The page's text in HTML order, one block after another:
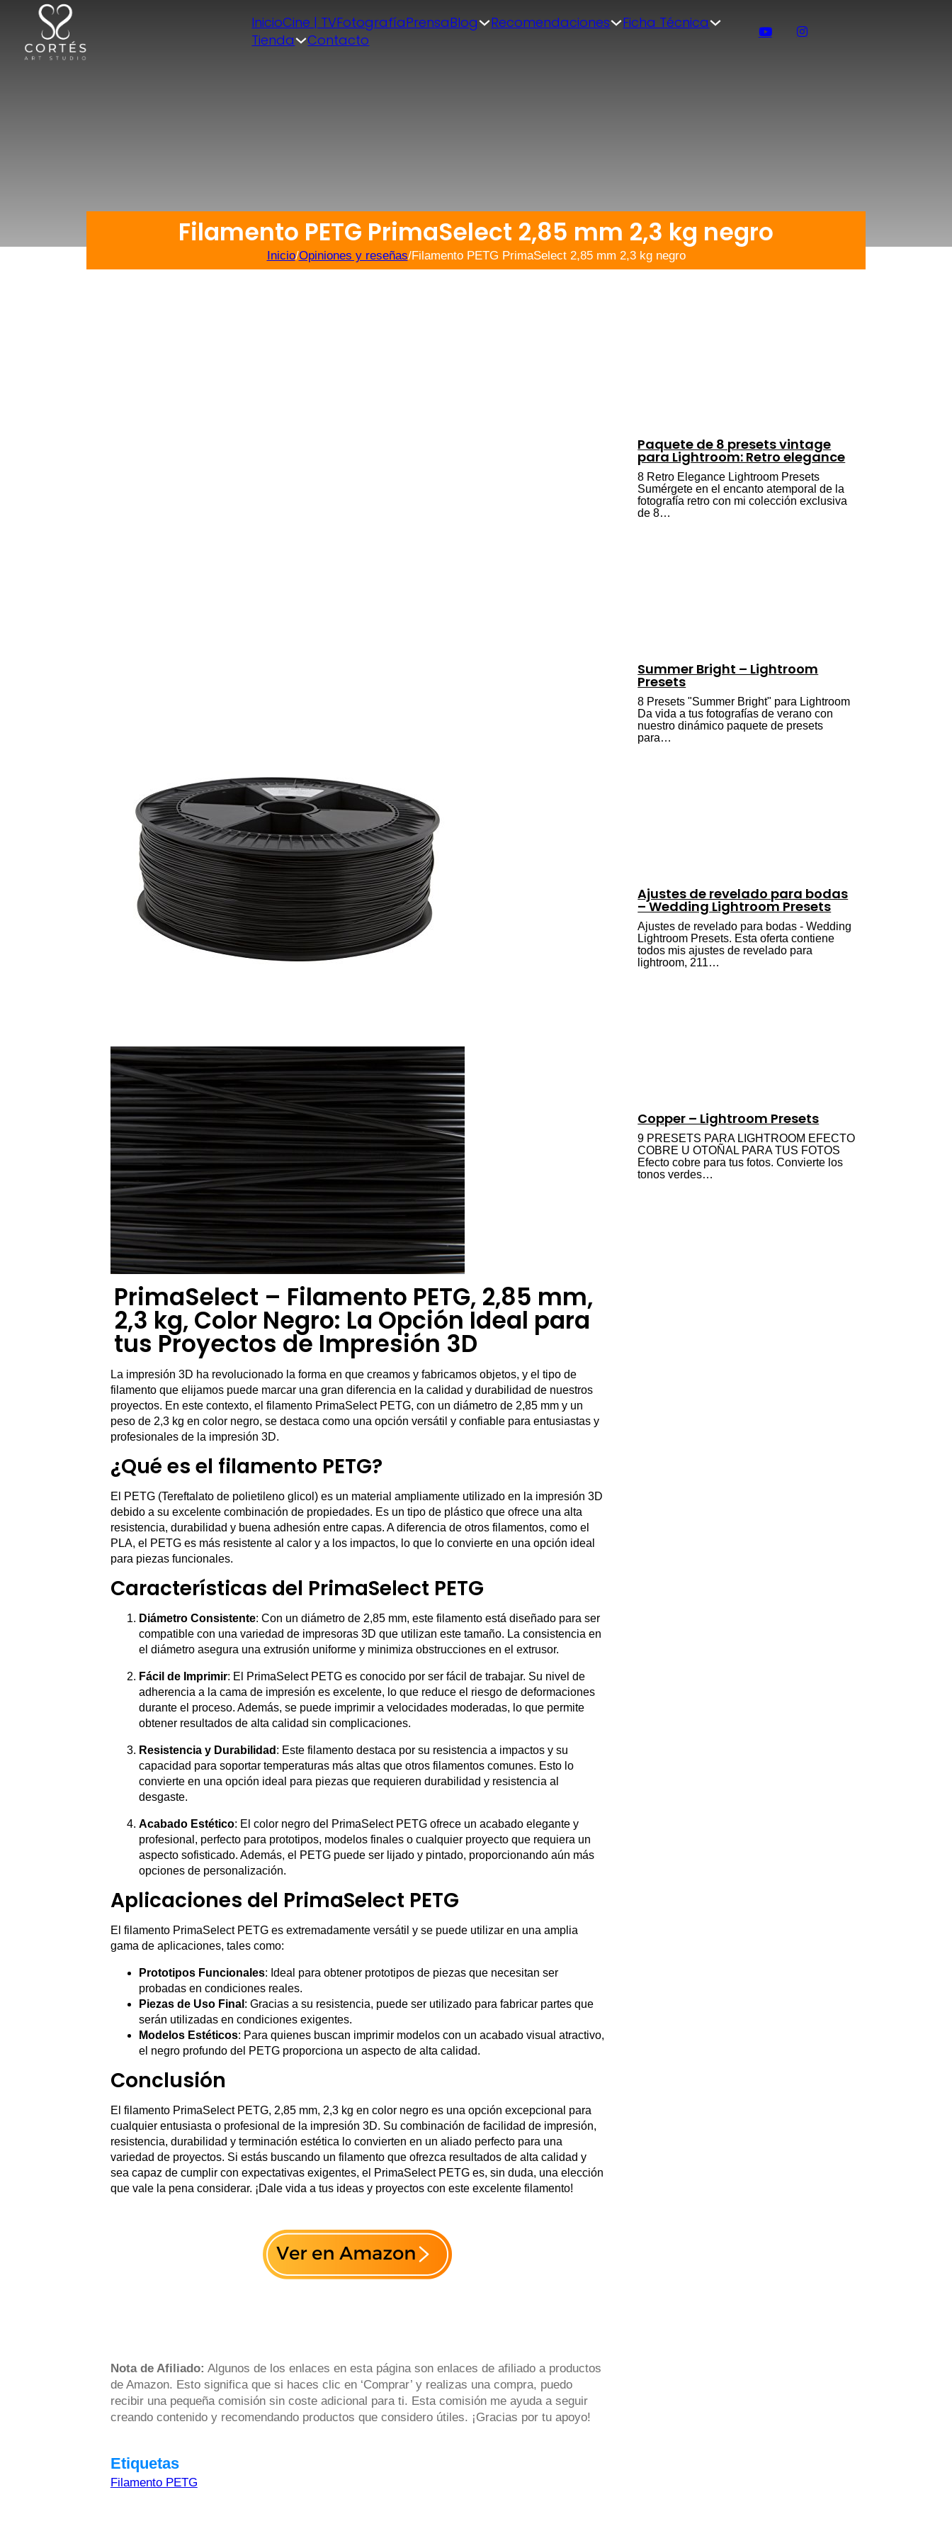
InicioCine | TVFotografíaPrensaBlog Recomendaciones
Ficha Técnica
Tienda
Contacto
Filamento PETG PrimaSelect 2,85 mm 2,3 kg negro
Inicio/Opiniones y reseñas/Filamento PETG PrimaSelect 2,85 mm 2,3 kg negro
PrimaSelect – Filamento PETG, 2,85 mm,
2,3 kg, Color Negro: La Opción Ideal para
tus Proyectos de Impresión 3D
La impresión 3D ha revolucionado la forma en que creamos y fabricamos objetos, y el tipo de
filamento que elijamos puede marcar una gran diferencia en la calidad y durabilidad de nuestros
proyectos. En este contexto, el filamento PrimaSelect PETG, con un diámetro de 2,85 mm y un
peso de 2,3 kg en color negro, se destaca como una opción versátil y confiable para entusiastas y
profesionales de la impresión 3D.
¿Qué es el filamento PETG?
El PETG (Tereftalato de polietileno glicol) es un material ampliamente utilizado en la impresión 3D
debido a su excelente combinación de propiedades. Es un tipo de plástico que ofrece una alta
resistencia, durabilidad y buena adhesión entre capas. A diferencia de otros filamentos, como el
PLA, el PETG es más resistente al calor y a los impactos, lo que lo convierte en una opción ideal
para piezas funcionales.
Características del PrimaSelect PETG
Diámetro Consistente: Con un diámetro de 2,85 mm, este filamento está diseñado para ser
compatible con una variedad de impresoras 3D que utilizan este tamaño. La consistencia en
el diámetro asegura una extrusión uniforme y minimiza obstrucciones en el extrusor.
Fácil de Imprimir: El PrimaSelect PETG es conocido por ser fácil de trabajar. Su nivel de
adherencia a la cama de impresión es excelente, lo que reduce el riesgo de deformaciones
durante el proceso. Además, se puede imprimir a velocidades moderadas, lo que permite
obtener resultados de alta calidad sin complicaciones.
Resistencia y Durabilidad : Este filamento destaca por su resistencia a impactos y su
capacidad para soportar temperaturas más altas que otros filamentos comunes. Esto lo
convierte en una opción ideal para piezas que requieren durabilidad y resistencia al
desgaste.
Acabado Estético: El color negro del PrimaSelect PETG ofrece un acabado elegante y
profesional, perfecto para prototipos, modelos finales o cualquier proyecto que requiera un
aspecto sofisticado. Además, el PETG puede ser lijado y pintado, proporcionando aún más
opciones de personalización.
Aplicaciones del PrimaSelect PETG
El filamento PrimaSelect PETG es extremadamente versátil y se puede utilizar en una amplia
gama de aplicaciones, tales como:
Prototipos Funcionales: Ideal para obtener prototipos de piezas que necesitan ser
probadas en condiciones reales.
Piezas de Uso Final : Gracias a su resistencia, puede ser utilizado para fabricar partes que
serán utilizadas en condiciones exigentes.
Modelos Estéticos: Para quienes buscan imprimir modelos con un acabado visual atractivo,
el negro profundo del PETG proporciona un aspecto de alta calidad.
Conclusión
El filamento PrimaSelect PETG, 2,85 mm, 2,3 kg en color negro es una opción excepcional para
cualquier entusiasta o profesional de la impresión 3D. Su combinación de facilidad de impresión,
resistencia, durabilidad y terminación estética lo convierten en un aliado perfecto para una
variedad de proyectos. Si estás buscando un filamento que ofrezca resultados de alta calidad y
sea capaz de cumplir con expectativas exigentes, el PrimaSelect PETG es, sin duda, una elección
que vale la pena considerar. ¡Dale vida a tus ideas y proyectos con este excelente filamento!
Nota de Afiliado: Algunos de los enlaces en esta página son enlaces de afiliado a productos
de Amazon. Esto significa que si haces clic en ‘Comprar’ y realizas una compra, puedo
recibir una pequeña comisión sin coste adicional para ti. Esta comisión me ayuda a seguir
creando contenido y recomendando productos que considero útiles. ¡Gracias por tu apoyo!
Etiquetas
Filamento PETG
Paquete de 8 presets vintage
para Lightroom: Retro elegance
8 Retro Elegance Lightroom Presets
Sumérgete en el encanto atemporal de la
fotografía retro con mi colección exclusiva
de 8…
Summer Bright – Lightroom
Presets
8 Presets "Summer Bright" para Lightroom
Da vida a tus fotografías de verano con
nuestro dinámico paquete de presets
para…
Ajustes de revelado para bodas
– Wedding Lightroom Presets
Ajustes de revelado para bodas - Wedding
Lightroom Presets. Esta oferta contiene
todos mis ajustes de revelado para
lightroom, 211…
Copper – Lightroom Presets
9 PRESETS PARA LIGHTROOM EFECTO
COBRE U OTOÑAL PARA TUS FOTOS
Efecto cobre para tus fotos. Convierte los
tonos verdes…